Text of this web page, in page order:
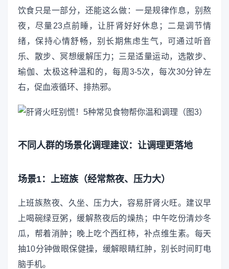
饮食只是一部分，还能这么做：一是规律作息，别熬
夜，尽量23点前睡，让肝肾好好休息；二是调节情
绪，保持心情舒畅，别长期焦虑生气，可通过听音
乐、散步、冥想缓解压力；三是适量运动，选散步、
瑜伽、太极这种温和的，每周3-5次，每次30分钟左
右，促血液循环、排热邪。
不同人群的场景化调理建议：让调理更落地
场景1：上班族（经常熬夜、压力大）
上班族熬夜、久坐、压力大，容易肝肾火旺。建议早
上喝碗绿豆粥，缓解熬夜后的燥热；中午吃份清炒冬
瓜，帮着消肿；晚上吃个西红柿，补点维生素。每天
抽10分钟做眼保健操，缓解眼睛红肿，别长时间盯电
脑手机。